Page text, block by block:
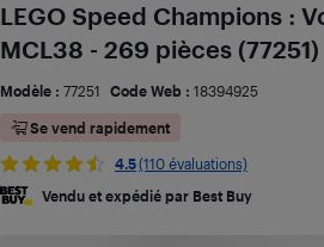
LEGO Speed Champions :
MCL38 - 269 pièces (77251)
Modèle : 77251 Code Web : 18394925
Se vend rapidement
4.5(110 évaluations)
Vendu et expédié par Best Buy